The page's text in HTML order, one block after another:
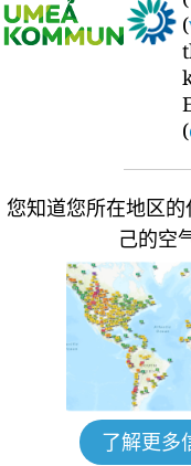
(
(
您知道您所在地区的
己的空
了解更多